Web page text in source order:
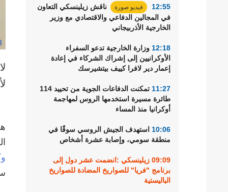
12:55 فيديو صورة
ناقش زيلينسكي التعاون
في المجالين الدفاعي والاقتصادي مع وزير
الخارجية الأذربيجاني
12:18 وزارة الخارجية تدعو السفراء
الأوكرانيين إلى إشراك الشركاء في إعادة
إعمار دير لافرا كييف بيتشيرسك
11:27
تمكنت الدفاعات الجوية من تحييد 114
طائرة مسيرة استخدمها الروس لمهاجمة
أوكرانيا منذ المساء
10:06 استهدف الجيش الروسي سوقًا في
منطقة سومي، وإصابة عشرة أشخاص
09:09 زيلينسكي :انضمت عشر دول إلى
برنامج "فريا" للصواريخ المضادة للصواريخ
الباليستية